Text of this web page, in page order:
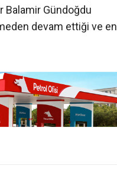
Balamir Gündoğdu
devam ettiği ve en